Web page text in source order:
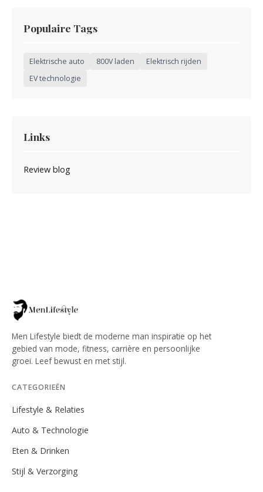
Populaire Tags
Elektrische auto 800V laden
Elektrisch rijden
EV technologie
Links
Review blog
Men Lifestyle biedt de moderne man inspiratie op het
gebied van mode, fitness, carrière en persoonlijke
groei. Leef bewust en met stijl.
CATEGORIEËN
Lifestyle & Relaties
Auto & Technologie
Eten & Drinken
Stijl & Verzorging